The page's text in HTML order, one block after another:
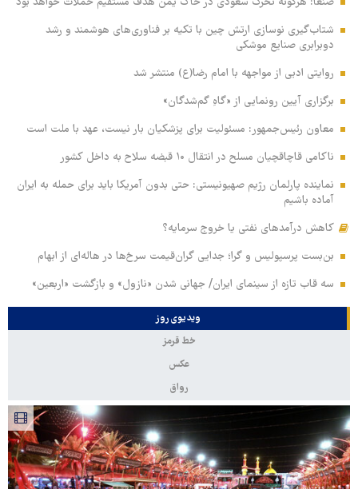
شتاب‌گیری نوسازی ارتش چین با تکیه بر فناوری‌های هوشمند و رشد
دوبرابری صنایع موشکی
روایتی ادبی از مواجهه با امام رضا(ع) منتشر شد
برگزاری آیین رونمایی از «گاهِ گم‌شدگان»
معاون رئیس‌جمهور: مسئولیت برای پزشکیان بار نیست، عهد با ملت است
ناکامی قاچاقچیان مسلح در انتقال ۱۰ قبضه سلاح به داخل کشور
نماینده پارلمان رژیم صهیونیستی: حتی بدون آمریکا باید برای حمله به ایران
آماده باشیم
کاهش درآمدهای نفتی یا خروج سرمایه؟
بن‌بست پرسپولیس و گرا؛ جدایی گران‌قیمت سرخ‌ها در هاله‌ای از ابهام
سه قاب تازه از سینمای ایران/ جهانی شدن «نازول» و بازگشت «اربعین»
ویدیوی روز
خط قرمز
عکس
رواق